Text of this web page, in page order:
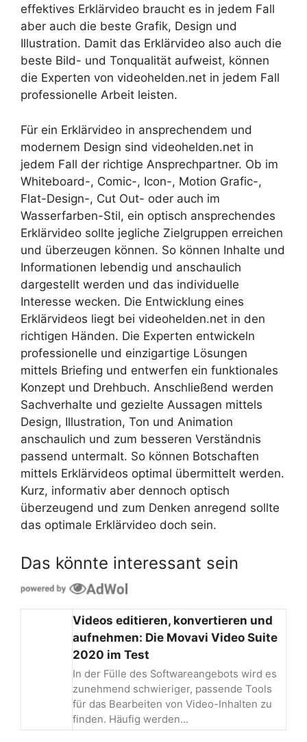
effektives Erklärvideo braucht es in jedem Fall
aber auch die beste Grafik, Design und
Illustration. Damit das Erklärvideo also auch die
beste Bild- und Tonqualität aufweist, können
die Experten von videohelden.net in jedem Fall
professionelle Arbeit leisten.
Für ein Erklärvideo in ansprechendem und
modernem Design sind videohelden.net in
jedem Fall der richtige Ansprechpartner. Ob im
Whiteboard-, Comic-, Icon-, Motion Grafic-,
Flat-Design-, Cut Out- oder auch im
Wasserfarben-Stil, ein optisch ansprechendes
Erklärvideo sollte jegliche Zielgruppen erreichen
und überzeugen können. So können Inhalte und
Informationen lebendig und anschaulich
dargestellt werden und das individuelle
Interesse wecken. Die Entwicklung eines
Erklärvideos liegt bei videohelden.net in den
richtigen Händen. Die Experten entwickeln
professionelle und einzigartige Lösungen
mittels Briefing und entwerfen ein funktionales
Konzept und Drehbuch. Anschließend werden
Sachverhalte und gezielte Aussagen mittels
Design, Illustration, Ton und Animation
anschaulich und zum besseren Verständnis
passend untermalt. So können Botschaften
mittels Erklärvideos optimal übermittelt werden.
Kurz, informativ aber dennoch optisch
überzeugend und zum Denken anregend sollte
das optimale Erklärvideo doch sein.
Das könnte interessant sein
Videos editieren, konvertieren und
aufnehmen: Die Movavi Video Suite
2020 im Test
In der Fülle des Softwareangebots wird es
zunehmend schwieriger, passende Tools
für das Bearbeiten von Video-Inhalten zu
finden. Häufig werden…